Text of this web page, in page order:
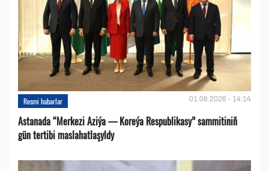
Resmi habarlar 01.08.2026 - 14:14
Astanada “Merkezi Aziýa — Koreýa Respublikasy” sammitiniň
gün tertibi maslahatlaşyldy